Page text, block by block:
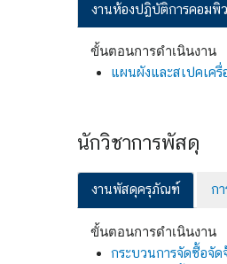
งานห้องปฏิบัติการคอมพิ
ขั้นตอนการดำเนินงาน
แผนผังและสเปคเค
นักวิชาการพัสดุ
งานพัสดุครุภัณฑ์ ก
ขั้นตอนการดำเนินงาน
กระบวนการจัดซื้อจัด